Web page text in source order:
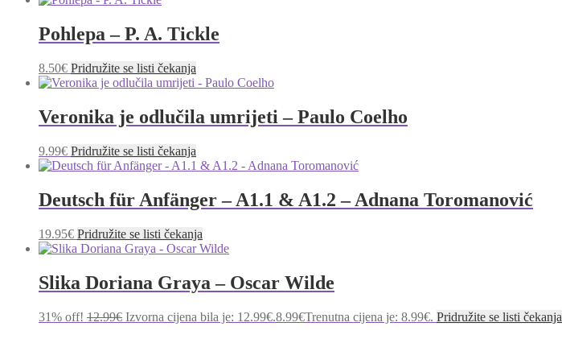
Pohlepa – P. A. Tickle
8.50€ Pridružite se listi čekanja
Veronika je odlučila umrijeti – Paulo Coelho
9.99€ Pridružite se listi čekanja
Deutsch für Anfänger – A1.1 & A1.2 – Adnana Toromanović
19.95€ Pridružite se listi čekanja
Slika Doriana Graya – Oscar Wilde
31% off! 12.99€ Izvorna cijena bila je: 12.99€.8.99€Trenutna cijena je: 8.99€. Pridružite se listi čekanja